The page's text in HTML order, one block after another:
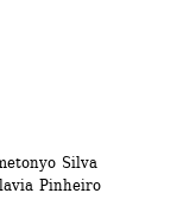
Silva
Pinheiro